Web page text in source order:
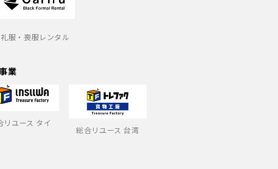
礼服・喪服レンタル
業
リユース タイ
総合リユース 台湾